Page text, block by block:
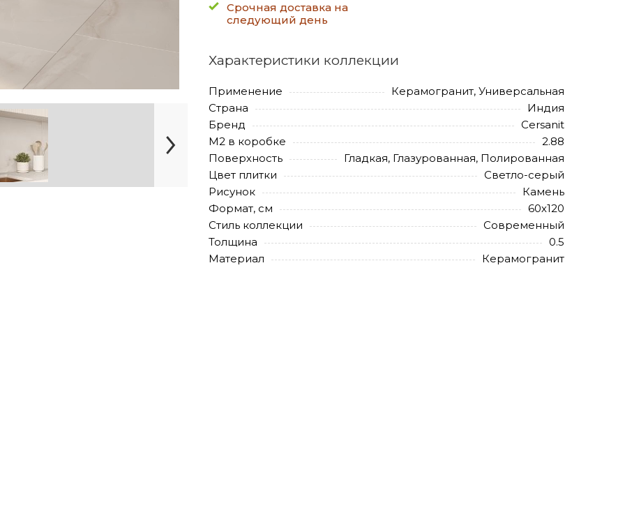
Срочная доставка на
следующий день
Характеристики коллекции
Применение
Керамогранит, Универсальная
Страна
Индия
Бренд
Cersanit
М2 в коробке
2.88
Поверхность
Гладкая, Глазурованная, Полированная
Цвет плитки
Светло-серый
Рисунок
Камень
Формат, см
60х120
Стиль коллекции
Современный
Толщина
0.5
Материал
Керамогранит